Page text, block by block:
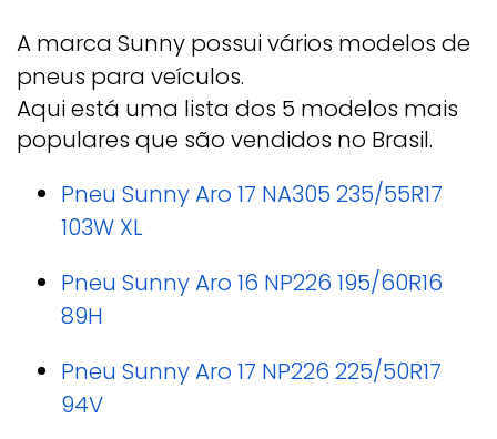
A marca Sunny possui vários modelos de
pneus para veículos.
Aqui está uma lista dos 5 modelos mais
populares que são vendidos no Brasil.
Pneu Sunny Aro 17 NA305 235/55R17
103W XL
Pneu Sunny Aro 16 NP226 195/60R16
89H
Pneu Sunny Aro 17 NP226 225/50R17
94V